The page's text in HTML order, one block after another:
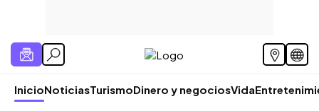
InicioNoticiasTurismoDinero y negociosVida